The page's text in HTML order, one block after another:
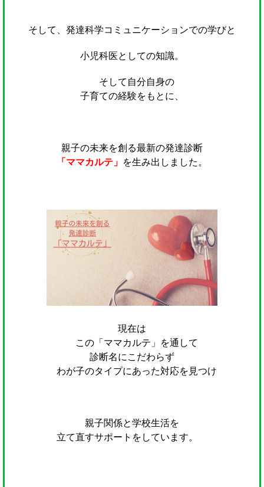
そして、発達科学コミュニケーションでの学びと
小児科医としての知識。
そして自分自身の
子育ての経験をもとに、
親子の未来を創る最新の発達診断
「ママカルテ」 を生み出しました。
現在は
この「ママカルテ」を通して
診断名にこだわらず
わが子のタイプにあった対応を見つけ
親子関係と学校生活を
立て直すサポートをしています。